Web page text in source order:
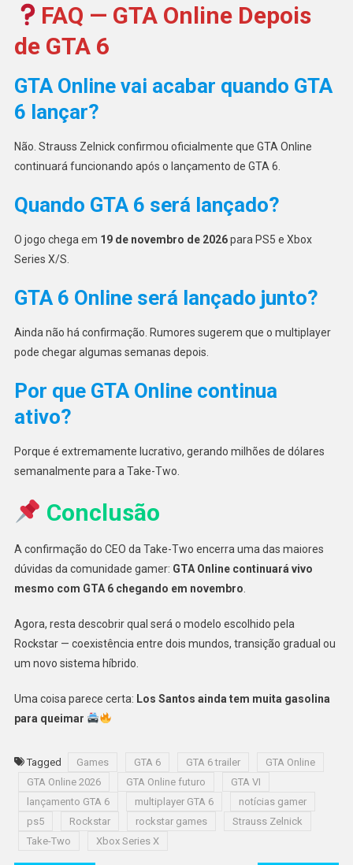
FAQ — GTA Online Depois
de GTA 6
GTA Online vai acabar quando GTA
6 lançar?
Não. Strauss Zelnick confirmou oficialmente que GTA Online
continuará funcionando após o lançamento de GTA 6.
Quando GTA 6 será lançado?
O jogo chega em 19 de novembro de 2026para PS5 e Xbox
Series X/S.
GTA 6 Online será lançado junto?
Ainda não há confirmação. Rumores sugerem que o multiplayer
pode chegar algumas semanas depois.
Por que GTA Online continua
ativo?
Porque é extremamente lucrativo, gerando milhões de dólares
semanalmente para a Take-Two.
Conclusão
A confirmação do CEO da Take-Two encerra uma das maiores
dúvidas da comunidade gamer: GTA Online continuará vivo
mesmo com GTA 6 chegando em novembro
Agora, resta descobrir qual será o modelo escolhido pela
Rockstar — coexistência entre dois mundos, transição gradual ou
um novo sistema híbrido.
Uma coisa parece certa: Los Santos ainda tem muita gasolina
para queimar
Tagged Games GTA 6 GTA 6 trailer
GTA Online
GTA Online 2026
GTA Online futuro
GTA VI
lançamento GTA 6
multiplayer GTA 6
notícias gamer
ps5
Rockstar rockstar games
Strauss Zelnick
Take-Two
Xbox Series X